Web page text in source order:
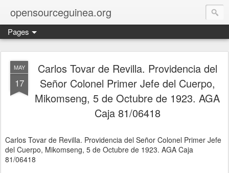
opensourceguinea.org
Pages
MAY
17
Carlos Tovar de Revilla. Providencia del
Señor Colonel Primer Jefe del Cuerpo,
Mikomseng, 5 de Octubre de 1923. AGA
Caja 81/06418
Carlos Tovar de Revilla. Providencia del Señor Colonel Primer Jefe
del Cuerpo, Mikomseng, 5 de Octubre de 1923. AGA Caja
81/06418